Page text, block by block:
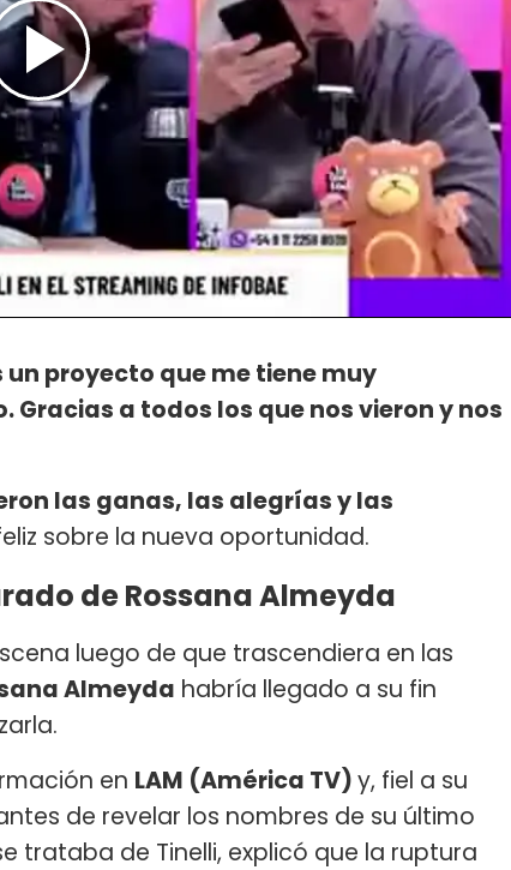
un proyecto que me tiene muy
a todos los que nos vieron y nos
las ganas, las alegrías y las
sobre la nueva oportunidad.
de Rossana Almeyda
luego de que trascendiera en las
Almeyda habría llegado a su fin
en LAM (América TV)y, fiel a su
de revelar los nombres de su último
trataba de Tinelli, explicó que la ruptura